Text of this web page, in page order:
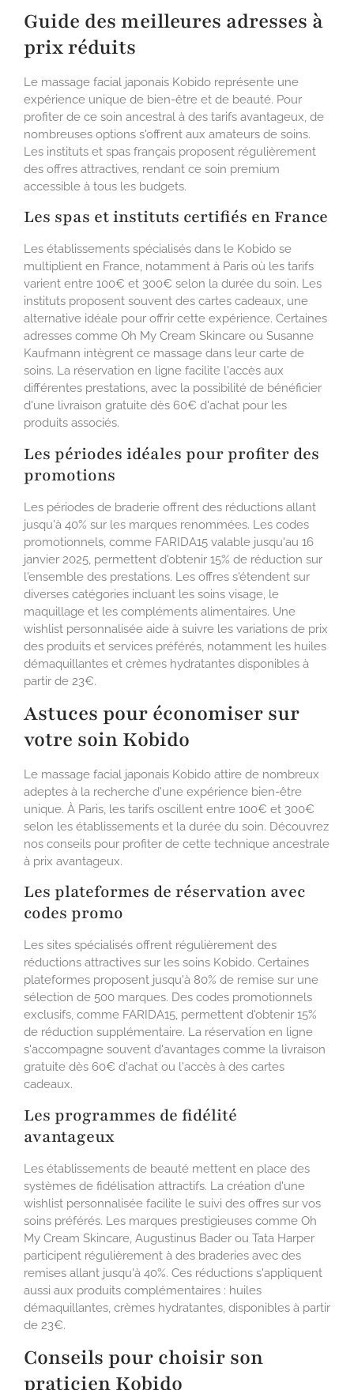
Guide des meilleures adresses à
prix réduits
Le massage facial japonais Kobido représente une
expérience unique de bien-être et de beauté. Pour
profiter de ce soin ancestral à des tarifs avantageux, de
nombreuses options s'offrent aux amateurs de soins.
Les instituts et spas français proposent régulièrement
des offres attractives, rendant ce soin premium
accessible à tous les budgets.
Les spas et instituts certifiés en France
Les établissements spécialisés dans le Kobido se
multiplient en France, notamment à Paris où les tarifs
varient entre 100€ et 300€ selon la durée du soin. Les
instituts proposent souvent des cartes cadeaux, une
alternative idéale pour offrir cette expérience. Certaines
adresses comme Oh My Cream Skincare ou Susanne
Kaufmann intègrent ce massage dans leur carte de
soins. La réservation en ligne facilite l'accès aux
différentes prestations, avec la possibilité de bénéficier
d'une livraison gratuite dès 60€ d'achat pour les
produits associés.
Les périodes idéales pour profiter des
promotions
Les périodes de braderie offrent des réductions allant
jusqu'à 40% sur les marques renommées. Les codes
promotionnels, comme FARIDA15 valable jusqu'au 16
janvier 2025, permettent d'obtenir 15% de réduction sur
l'ensemble des prestations. Les offres s'étendent sur
diverses catégories incluant les soins visage, le
maquillage et les compléments alimentaires. Une
wishlist personnalisée aide à suivre les variations de prix
des produits et services préférés, notamment les huiles
démaquillantes et crèmes hydratantes disponibles à
partir de 23€.
Astuces pour économiser sur
votre soin Kobido
Le massage facial japonais Kobido attire de nombreux
adeptes à la recherche d'une expérience bien-être
unique. À Paris, les tarifs oscillent entre 100€ et 300€
selon les établissements et la durée du soin. Découvrez
nos conseils pour profiter de cette technique ancestrale
à prix avantageux.
Les plateformes de réservation avec
codes promo
Les sites spécialisés offrent régulièrement des
réductions attractives sur les soins Kobido. Certaines
plateformes proposent jusqu'à 80% de remise sur une
sélection de 500 marques. Des codes promotionnels
exclusifs, comme FARIDA15, permettent d'obtenir 15%
de réduction supplémentaire. La réservation en ligne
s'accompagne souvent d'avantages comme la livraison
gratuite dès 60€ d'achat ou l'accès à des cartes
cadeaux.
Les programmes de fidélité
avantageux
Les établissements de beauté mettent en place des
systèmes de fidélisation attractifs. La création d'une
wishlist personnalisée facilite le suivi des offres sur vos
soins préférés. Les marques prestigieuses comme Oh
My Cream Skincare, Augustinus Bader ou Tata Harper
participent régulièrement à des braderies avec des
remises allant jusqu'à 40%. Ces réductions s'appliquent
aussi aux produits complémentaires : huiles
démaquillantes, crèmes hydratantes, disponibles à partir
de 23€.
Conseils pour choisir son
praticien Kobido